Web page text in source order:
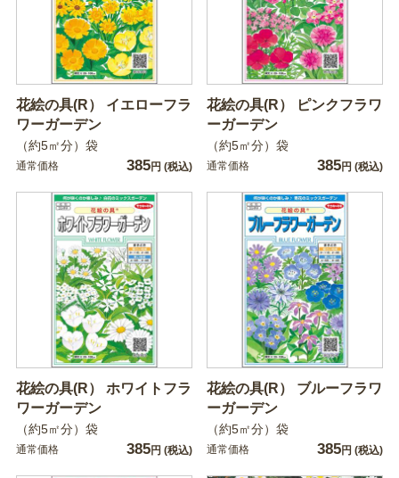
花絵の具(R） イエローフラ
ワーガーデン
（約5㎡分）袋
通常価格 385円 (税込)
花絵の具(R） ピンクフラワ
ーガーデン
（約5㎡分）袋
通常価格 385円 (税込)
花絵の具(R） ホワイトフラ
ワーガーデン
（約5㎡分）袋
通常価格 385円 (税込)
花絵の具(R） ブルーフラワ
ーガーデン
（約5㎡分）袋
通常価格 385円 (税込)